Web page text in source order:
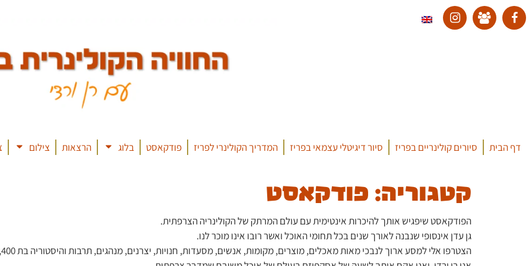
דף הבית סיורים קולינריים בפריז סיור דיגיטלי עצמאי בפריז המדריך הקולינרי לפריז פודקאסט בלוג הרצאות צילום
קטגוריה: פודקאסט
הפודקאסט שיפגיש אותך להיכרות אינטימית עם עולם המרתק של הקולינריה הצרפתית.
גן עדן אינסופי שנבנה לאורך שנים בכל תחומי האוכל ואשר רובו אינו מוכר לנו.
הצטרפו אלי למסע ארוך לנבכי מאות מאכלים, מוצרים, מקומות, אנשים, מסעדות, חנויות, יצרנים, מנהגים, תרבות והיסטוריה בת 2,400 שנות אוכל בחבל הארץ הצרפתי.